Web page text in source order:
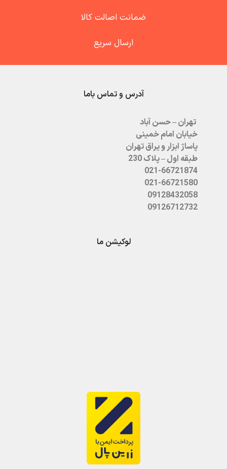
ضمانت اصالت کالا
ارسال سریع
آدرس و تماس باما
تهران – حسن آباد
خیابان امام خمینی
پاساژ ابزار و یراق تهران
طبقه اول – پلاک 230
021-66721874
021-66721580
09128432058
09126712732
لوکیشن ما